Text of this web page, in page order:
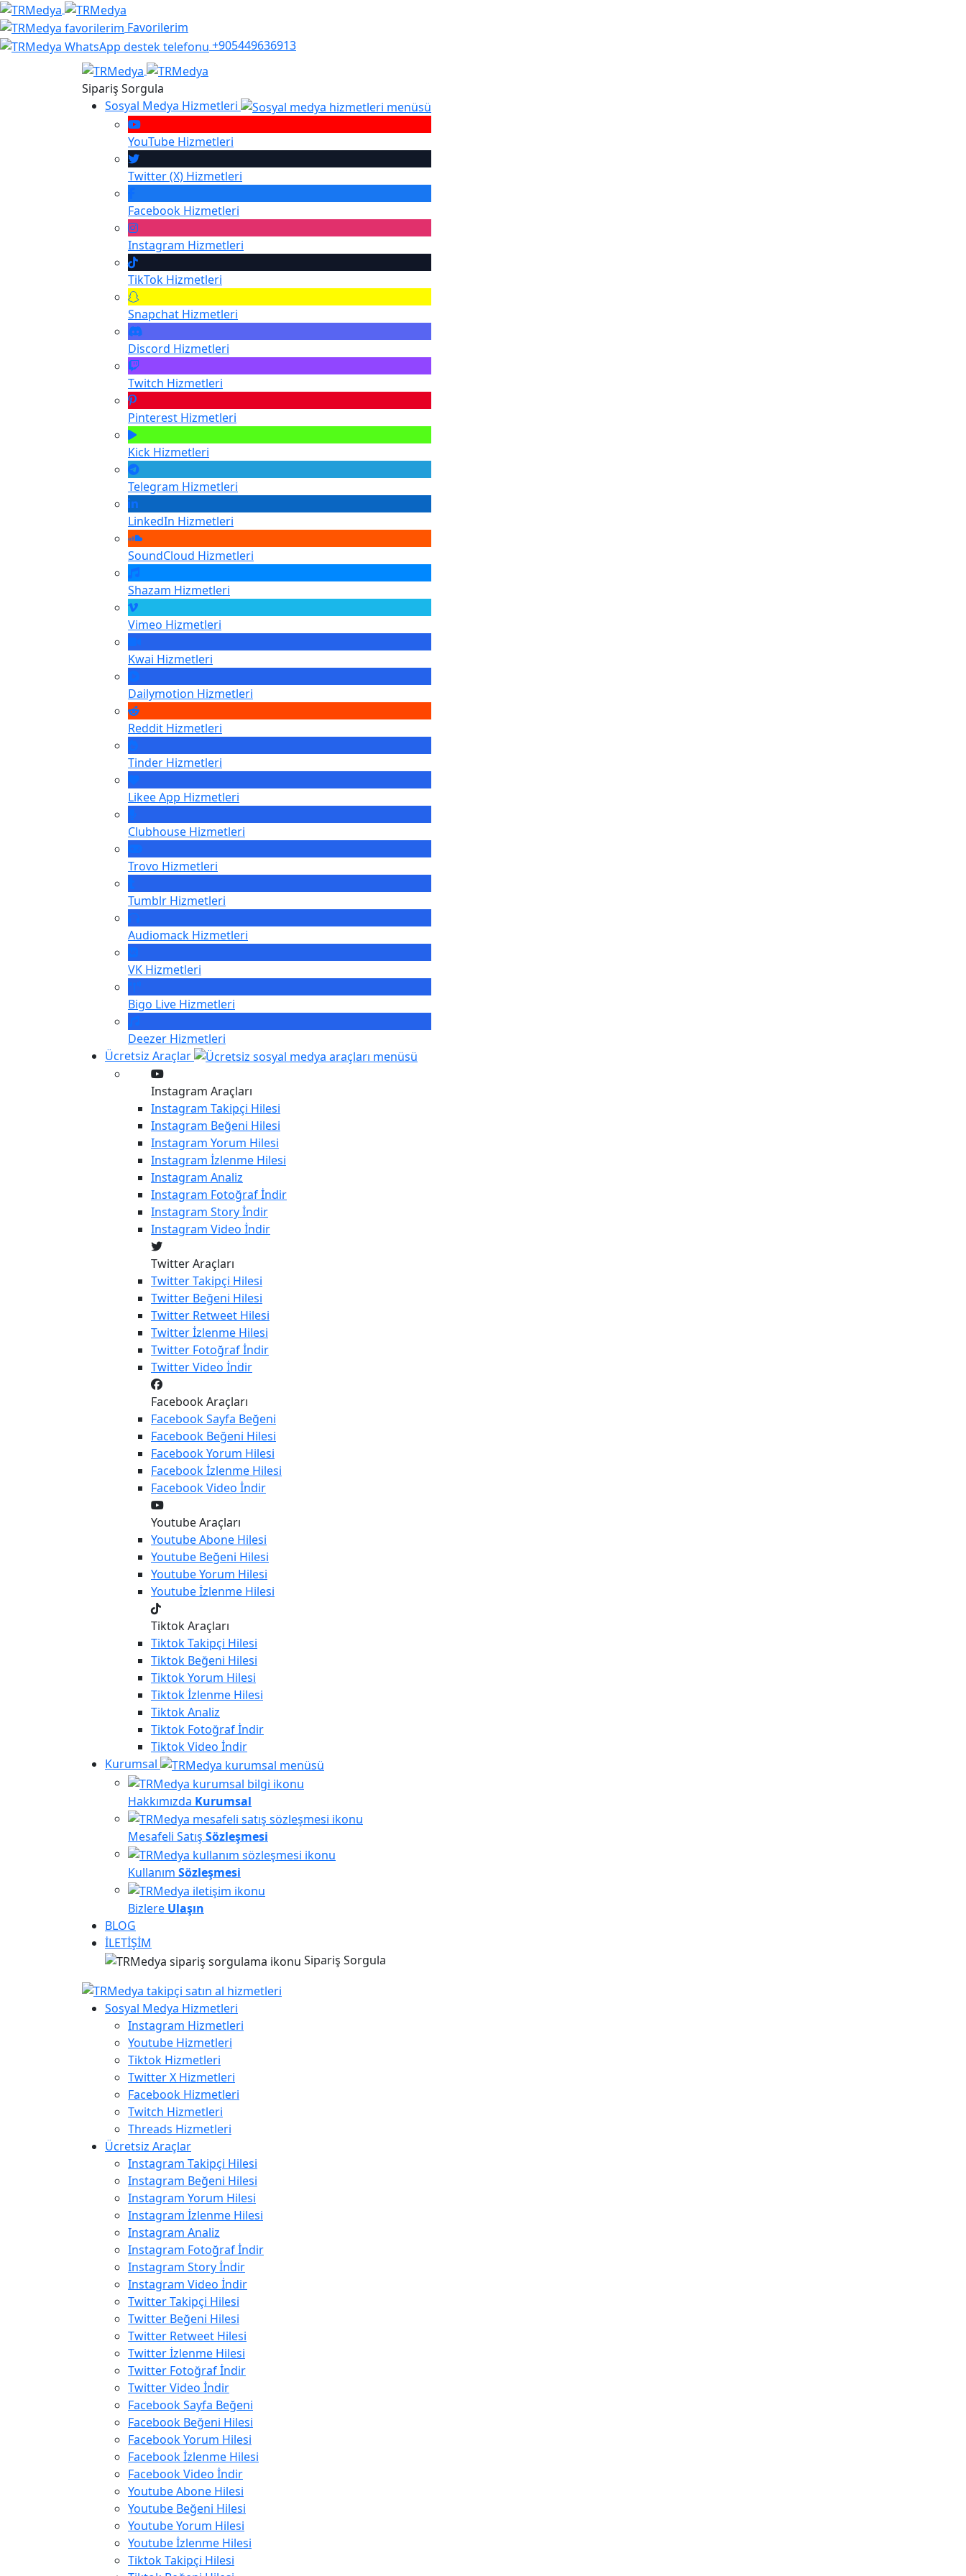
Favorilerim
+905449636913
Sipariş Sorgula
Sosyal Medya Hizmetleri
YouTube Hizmetleri
Twitter (X) Hizmetleri
Facebook Hizmetleri
Instagram Hizmetleri
TikTok Hizmetleri
Snapchat Hizmetleri
Discord Hizmetleri
Twitch Hizmetleri
Pinterest Hizmetleri
Kick Hizmetleri
Telegram Hizmetleri
LinkedIn Hizmetleri
SoundCloud Hizmetleri
Shazam Hizmetleri
Vimeo Hizmetleri
Kwai Hizmetleri
Dailymotion Hizmetleri
Reddit Hizmetleri
Tinder Hizmetleri
Likee App Hizmetleri
Clubhouse Hizmetleri
Trovo Hizmetleri
Tumblr Hizmetleri
Audiomack Hizmetleri
VK Hizmetleri
Bigo Live Hizmetleri
Deezer Hizmetleri
Ücretsiz Araçlar
Instagram Araçları
Instagram Takipçi Hilesi
Instagram Beğeni Hilesi
Instagram Yorum Hilesi
Instagram İzlenme Hilesi
Instagram Analiz
Instagram Fotoğraf İndir
Instagram Story İndir
Instagram Video İndir
Twitter Araçları
TwitterTakipçi Hilesi
Twitter Beğeni Hilesi
Twitter Retweet Hilesi
Twitterİzlenme Hilesi
Twitter Fotoğraf İndir
TwitterVideo İndir
Facebook Araçları
FacebookSayfa Beğeni
Facebook Beğeni Hilesi
FacebookYorum Hilesi
Facebookİzlenme Hilesi
FacebookVideo İndir
Youtube Araçları
YoutubeAbone Hilesi
Youtube Beğeni Hilesi
YoutubeYorum Hilesi
Youtubeİzlenme Hilesi
Tiktok Araçları
TiktokTakipçi Hilesi
Tiktok Beğeni Hilesi
TiktokYorum Hilesi
Tiktokİzlenme Hilesi
TiktokAnaliz
Tiktok Fotoğraf İndir
TiktokVideo İndir
Kurumsal
Hakkımızda Kurumsal
Mesafeli Satış Sözleşmesi
Kullanım Sözleşmesi
Bizlere Ulaşın
BLOG
İLETİŞİM
Sipariş Sorgula
Sosyal Medya Hizmetleri
Instagram Hizmetleri
Youtube Hizmetleri
Tiktok Hizmetleri
Twitter X Hizmetleri
Facebook Hizmetleri
Twitch Hizmetleri
Threads Hizmetleri
Ücretsiz Araçlar
Instagram Takipçi Hilesi
Instagram Beğeni Hilesi
Instagram Yorum Hilesi
Instagram İzlenme Hilesi
Instagram Analiz
Instagram Fotoğraf İndir
Instagram Story İndir
Instagram Video İndir
Twitter Takipçi Hilesi
Twitter Beğeni Hilesi
Twitter Retweet Hilesi
Twitter İzlenme Hilesi
Twitter Fotoğraf İndir
Twitter Video İndir
Facebook Sayfa Beğeni
Facebook Beğeni Hilesi
Facebook Yorum Hilesi
Facebook İzlenme Hilesi
Facebook Video İndir
Youtube Abone Hilesi
Youtube Beğeni Hilesi
Youtube Yorum Hilesi
Youtube İzlenme Hilesi
Tiktok Takipçi Hilesi